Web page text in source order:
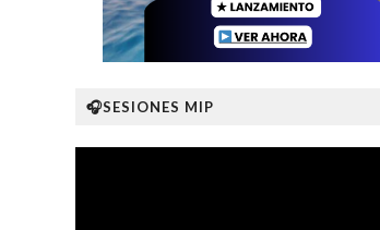
🎧SESIONES MIP